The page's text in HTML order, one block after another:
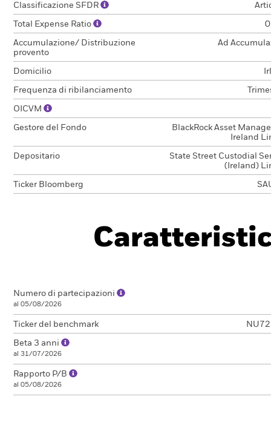
Classificazione SFDR
Total Expense Ratio
Accumulazione/ Distribuzione
provento
Ad
Domicilio
Frequenza di ribilanciamento
OICVM
Gestore del Fondo
BlackRock Asset
Ireland
Depositario
State Street Custodial
(Ireland)
Ticker Bloomberg
Numero di partecipazioni
al 05/08/2026
Ticker del benchmark
Beta 3 anni
al 31/07/2026
Rapporto P/B
al 05/08/2026